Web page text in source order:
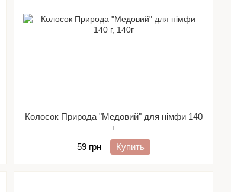
Колосок Природа "Медовий" для німфи 140
г
59 грн
Купить